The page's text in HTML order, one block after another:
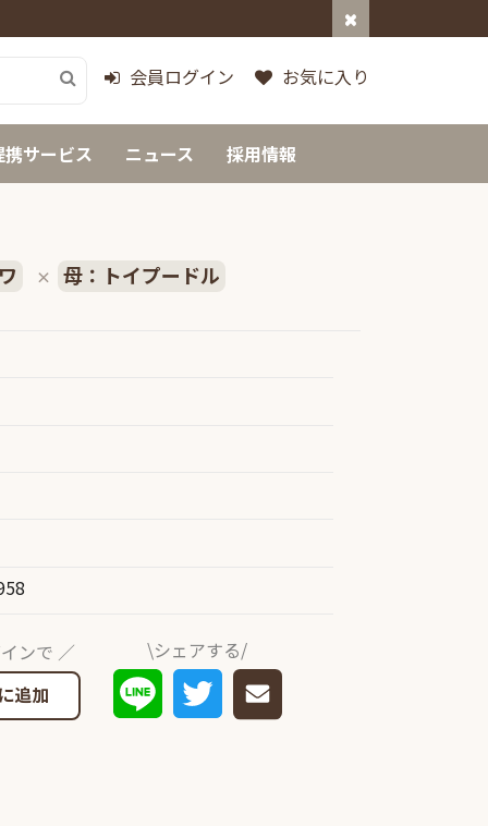
会員ログイン お気に入り
携サービス ニュース 採用情報
× 母：トイプードル
ンで ／
追加
\シェアする/